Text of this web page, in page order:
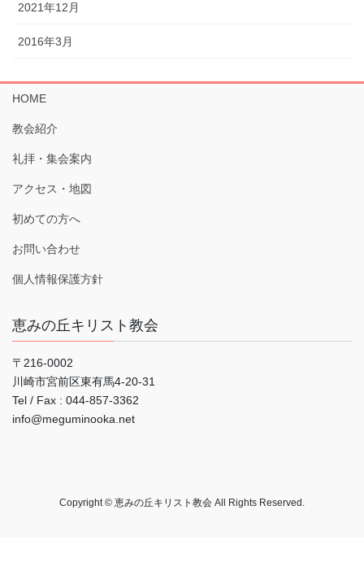
2021年12月
2016年3月
HOME
教会紹介
礼拝・集会案内
アクセス・地図
初めての方へ
お問い合わせ
個人情報保護方針
恵みの丘キリスト教会
〒216-0002
川崎市宮前区東有馬4-20-31
Tel / Fax : 044‐857-3362
info@meguminooka.net
Copyright © 恵みの丘キリスト教会 All Rights Reserved.